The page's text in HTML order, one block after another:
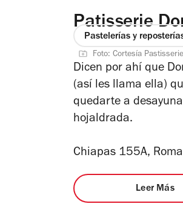
Patisserie
Pastelerías y
Foto: Cortesía
Dicen por ahí que
(así les llama ella)
quedarte a
hojaldrada.
Chiapas 155A,
Leer Más